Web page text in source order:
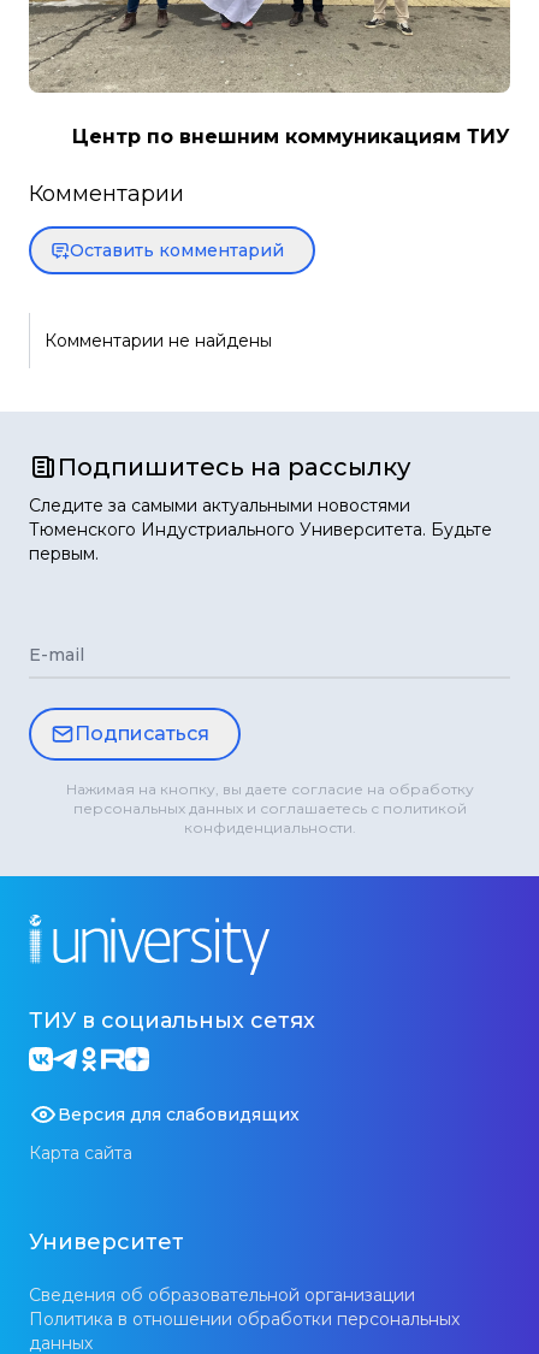
Центр по внешним коммуникациям ТИУ
Комментарии
Оставить комментарий
Комментарии не найдены
Подпишитесь на рассылку
Следите за самыми актуальными новостями
Тюменского Индустриального Университета. Будьте
первым.
E-mail
Подписаться
Нажимая на кнопку, вы даете согласие на обработку
персональных данных и соглашаетесь с политикой
конфиденциальности.
ТИУ в социальных сетях
Версия для слабовидящих
Карта сайта
Университет
Сведения об образовательной организации
Политика в отношении обработки персональных
данных